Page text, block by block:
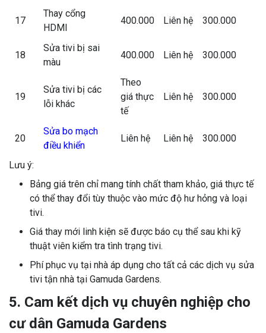
17
Thay cổng
HDMI
400.000 Liên hệ 300.000
18
Sửa tivi bị sai
màu
400.000 Liên hệ 300.000
19
Sửa tivi bị các
lỗi khác
Theo
giá thực
tế
Liên hệ 300.000
20
Sửa bo mạch
điều khiển
Liên hệ Liên hệ 300.000
Lưu ý:
Bảng giá trên chỉ mang tính chất tham khảo, giá thực tế
có thể thay đổi tùy thuộc vào mức độ hư hỏng và loại
tivi.
Giá thay mới linh kiện sẽ được báo cụ thể sau khi kỹ
thuật viên kiểm tra tình trạng tivi.
Phí phục vụ tại nhà áp dụng cho tất cả các dịch vụ sửa
tivi tận nhà tại Gamuda Gardens.
5. Cam kết dịch vụ chuyên nghiệp cho
cư dân Gamuda Gardens